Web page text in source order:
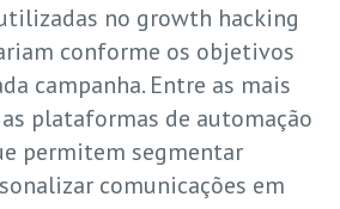
no growth hacking
conforme os objetivos
campanha. Entre as mais
plataformas de automação
permitem segmentar
comunicações em